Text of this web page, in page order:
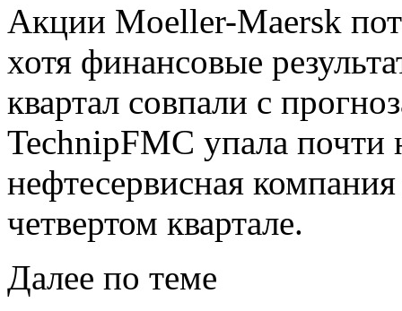
Акции Moeller-Maersk
хотя финансовые
квартал совпали с
TechnipFMC упала почти
нефтесервисная
четвертом квартале.
Далее по теме